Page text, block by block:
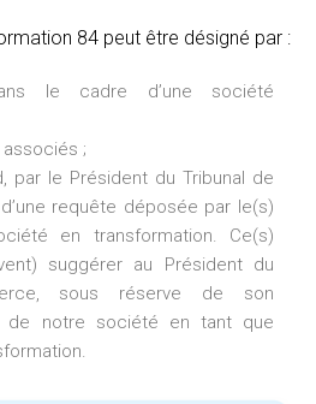
84 peut être désigné par :
le cadre d’une société
;
par le Président du Tribunal de
requête déposée par le(s)
en transformation. Ce(s)
suggérer au Président du
sous réserve de son
de notre société en tant que